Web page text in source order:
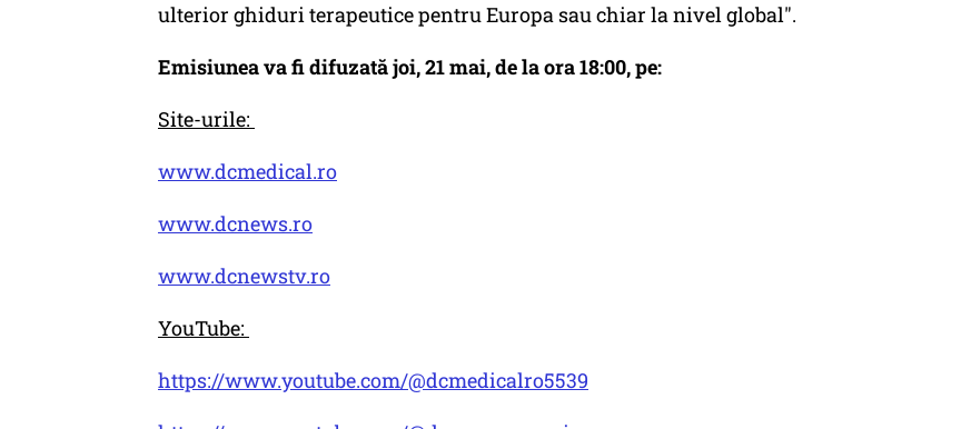
ulterior ghiduri terapeutice pentru Europa sau chiar la nivel global".
Emisiunea va fi difuzată joi, 21 mai, de la ora 18:00, pe:
Site-urile:
www.dcmedical.ro
www.dcnews.ro
www.dcnewstv.ro
YouTube:
https://www.youtube.com/@dcmedicalro5539